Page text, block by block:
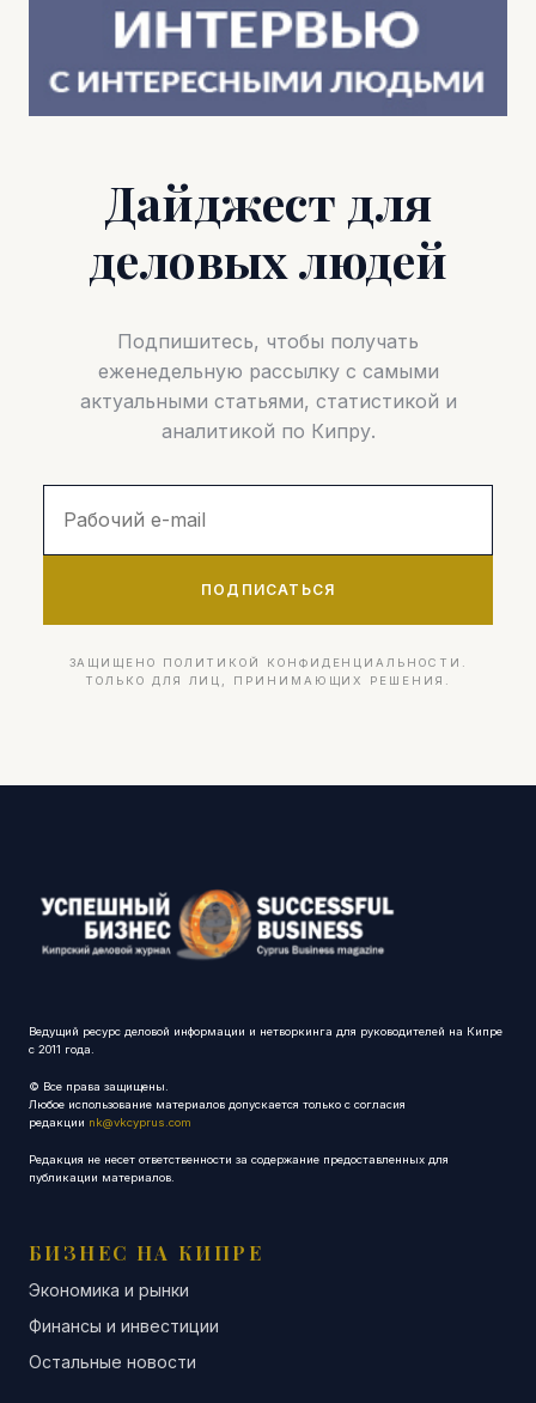
Дайджест для
деловых людей
Подпишитесь, чтобы получать
еженедельную рассылку с самыми
актуальными статьями, статистикой и
аналитикой по Кипру.
ПОДПИСАТЬСЯ
ЗАЩИЩЕНО ПОЛИТИКОЙ КОНФИДЕНЦИАЛЬНОСТИ.
ТОЛЬКО ДЛЯ ЛИЦ, ПРИНИМАЮЩИХ РЕШЕНИЯ.
Ведущий ресурс деловой информации и нетворкинга для руководителей на Кипре
с 2011 года.
© Все права защищены.
Любое использование материалов допускается только с согласия
редакции nk@vkcyprus.com
Редакция не несет ответственности за содержание предоставленных для
публикации материалов.
БИЗНЕС НА КИПРЕ
Экономика и рынки
Финансы и инвестиции
Остальные новости